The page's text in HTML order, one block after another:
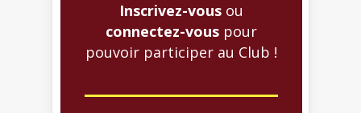
Inscrivez-vous ou
connectez-vous pour
pouvoir participer au Club !